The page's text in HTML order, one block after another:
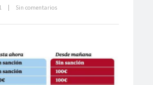
el beato incorrupto de
| Sin comentarios